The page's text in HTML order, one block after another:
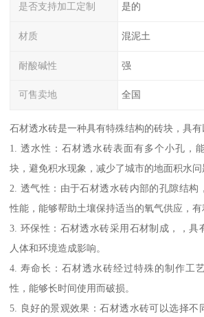
是否支持加工定制 是的
材质 混泥土
耐酸碱性 强
可售卖地 全国
石材透水砖是一种具有特殊结构的砖块，具有
1. 透水性：石材透水砖表面有多个小孔，
块，避免积水现象，减少了城市的地面积水问
2. 透气性：由于石材透水砖内部的孔隙结构
性能，能够帮助土壤保持适当的氧气供应，有
3. 环保性：石材透水砖采用石材制成，，具
人体和环境造成影响。
4. 寿命长：石材透水砖经过特殊的制作工
性，能够长时间使用而破损。
5. 良好的景观效果：石材透水砖可以选择不